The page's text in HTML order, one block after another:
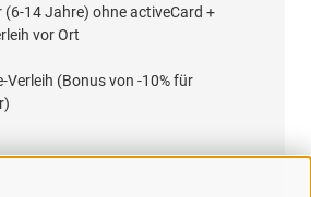
(6-14 Jahre) ohne activeCard +
vor Ort
Verleih (Bonus von -10% für